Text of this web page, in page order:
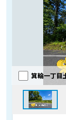
箕輪一丁目